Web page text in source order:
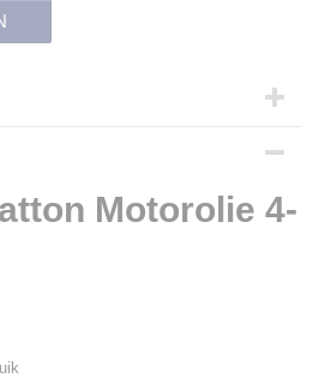
Motorolie 4-